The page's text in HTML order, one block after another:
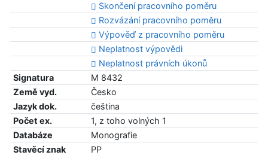
Skončení pracovního poměru
Rozvázání pracovního poměru
Výpověď z pracovního poměru
Neplatnost výpovědi
Neplatnost právních úkonů
Signatura
M 8432
Země vyd.
Česko
Jazyk dok.
čeština
Počet ex.
1, z toho volných 1
Databáze
Monografie
Stavěcí znak
PP